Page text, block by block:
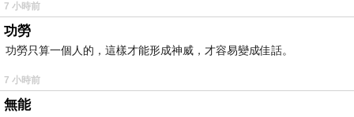
7 小時前
功勞
功勞只算一個人的，這樣才能形成神威，才容易變成佳話。
7 小時前
無能